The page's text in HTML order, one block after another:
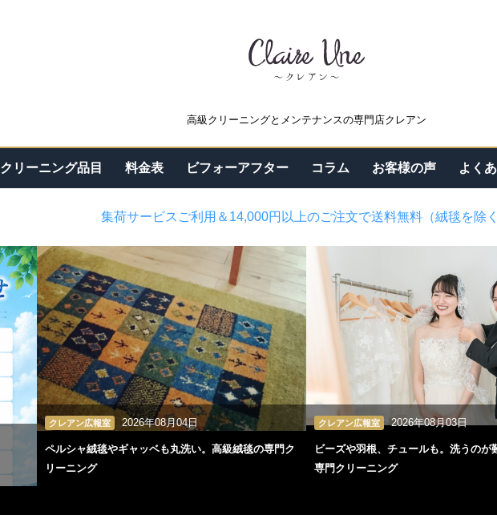
高級クリーニングとメンテナンスの専門店クレアン
クリーニング品目 料金表 ビフォーアフター コラム お客様の声 よく
集荷サービスご利用＆14,000円以上のご注文で送料無料（絨毯を除く
クレアン広報室 2026年08月04日
ペルシャ絨毯やギャッベも丸洗い。高級絨毯の専門ク
リーニング
クレアン広報室 2026年08月03日
ビーズや羽根、チュールも。洗うのが
専門クリーニング